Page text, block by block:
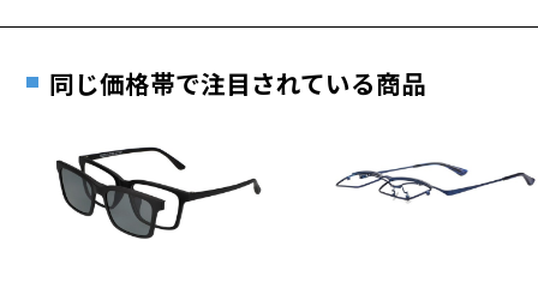
9.7g
※着脱式サングラス：デモレンズ、アタッチメント込みの重さ
タイプ
す。
お近くのZoff実店舗にて度数を測定いただけます（無料）。
その際は記入用紙をダウンロードしてお使いください。
同じ価格帯で注目されている商品